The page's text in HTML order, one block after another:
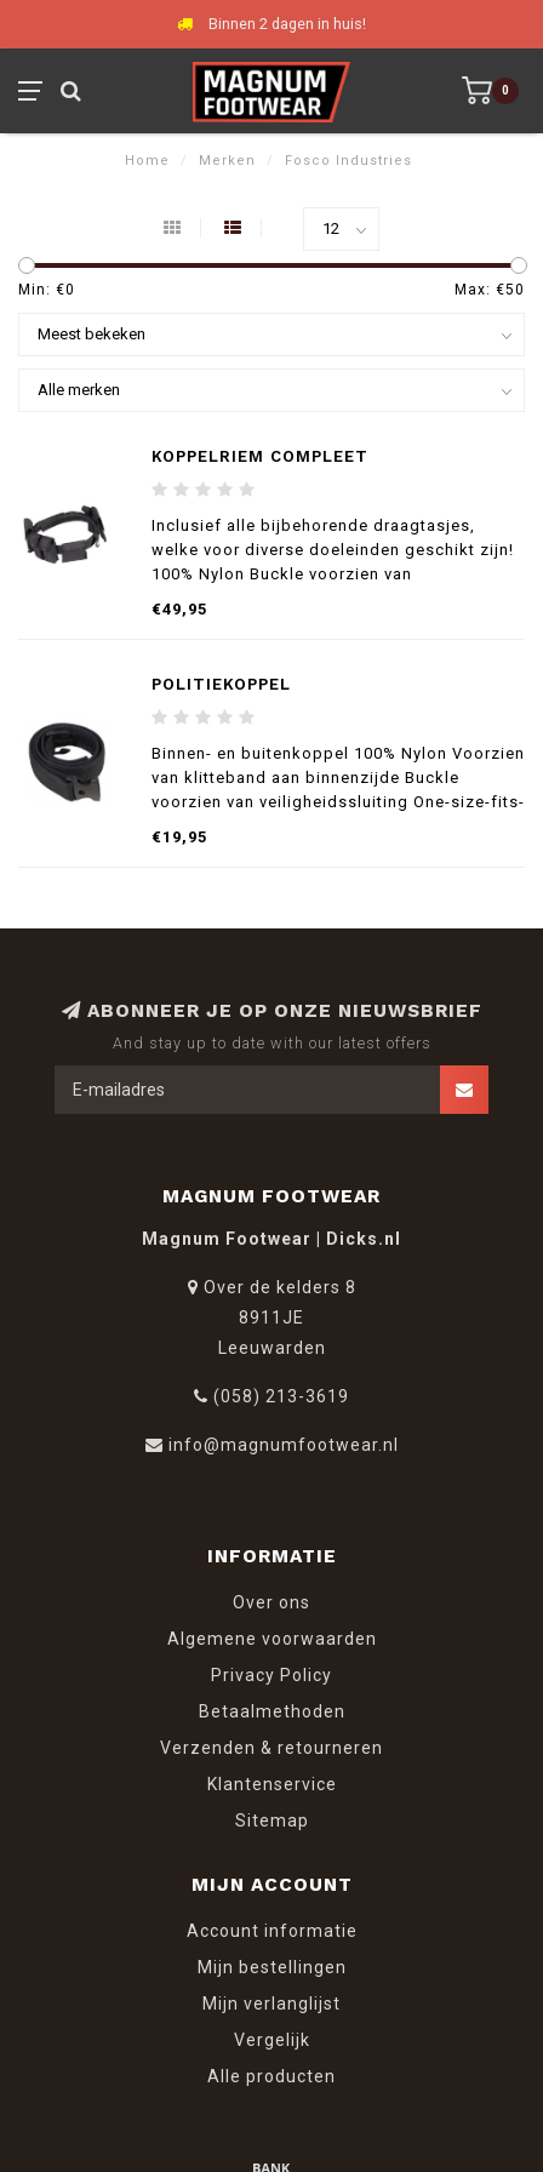
Binnen 2 dagen in huis!
0
Home / Merken / Fosco Industries
Min: €0 Max: €50
KOPPELRIEM COMPLEET
Inclusief alle bijbehorende draagtasjes,
welke voor diverse doeleinden geschikt zijn!
100% Nylon Buckle voorzien van
130cm)
1 handboeientas
1 dubbel patroonhoudertas
1 Medis
€49,95
POLITIEKOPPEL
Binnen- en buitenkoppel 100% Nylon Voorzien
van klitteband aan binnenzijde Buckle
voorzien van veiligheidssluiting One-size-fits-
€19,95
ABONNEER JE OP ONZE NIEUWSBRIEF
And stay up to date with our latest offers
MAGNUM FOOTWEAR
Magnum Footwear | Dicks.nl
Over de kelders 8
8911JE
Leeuwarden
(058) 213-3619
info@magnumfootwear.nl
INFORMATIE
Over ons
Algemene voorwaarden
Privacy Policy
Betaalmethoden
Verzenden & retourneren
Klantenservice
Sitemap
MIJN ACCOUNT
Account informatie
Mijn bestellingen
Mijn verlanglijst
Vergelijk
Alle producten